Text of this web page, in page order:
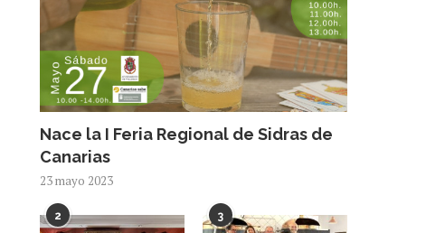
Nace la I Feria Regional de Sidras de
Canarias
23 mayo 2023
2 3